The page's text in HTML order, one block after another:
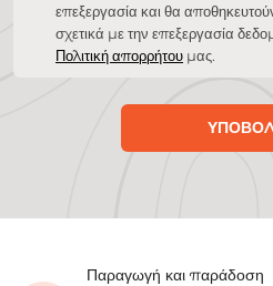
επεξεργασία και θα
σχετικά με την επεξεργασία
Πολιτική απορρήτου μας.
Παραγωγή και παράδοση